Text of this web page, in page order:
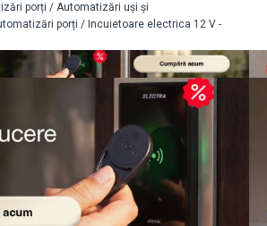
porți / Automatizări uși și
porți / Incuietoare electrica 12 V -